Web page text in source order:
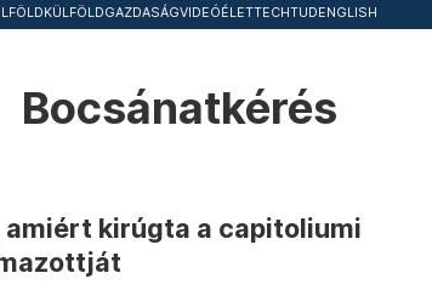
KÜLFÖLDGAZDASÁGVIDEÓÉLETTECHTUDENGLISH
Bocsánatkérés
kirúgta a capitoliumi